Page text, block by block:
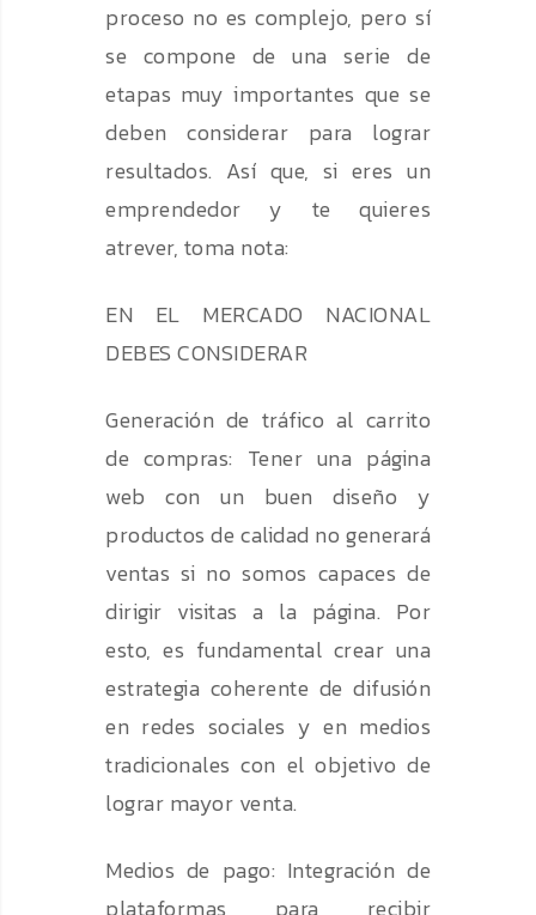
proceso no es complejo, pero sí
se compone de una serie de
etapas muy importantes que se
deben considerar para lograr
resultados. Así que, si eres un
emprendedor y te quieres
atrever, toma nota:
EN EL MERCADO NACIONAL
DEBES CONSIDERAR
Generación de tráfico al carrito
de compras: Tener una página
web con un buen diseño y
productos de calidad no generará
ventas si no somos capaces de
dirigir visitas a la página. Por
esto, es fundamental crear una
estrategia coherente de difusión
en redes sociales y en medios
tradicionales con el objetivo de
lograr mayor venta.
Medios de pago: Integración de